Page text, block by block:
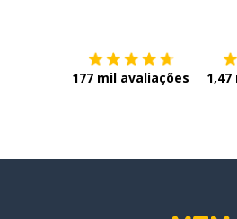
177 mil avaliações